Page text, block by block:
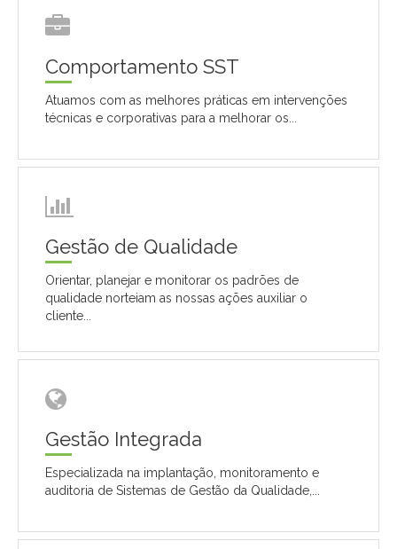
Comportamento SST
Atuamos com as melhores práticas em intervenções
técnicas e corporativas para a melhorar os...
Gestão de Qualidade
Orientar, planejar e monitorar os padrões de
qualidade norteiam as nossas ações auxiliar o
cliente...
Gestão Integrada
Especializada na implantação, monitoramento e
auditoria de Sistemas de Gestão da Qualidade,...